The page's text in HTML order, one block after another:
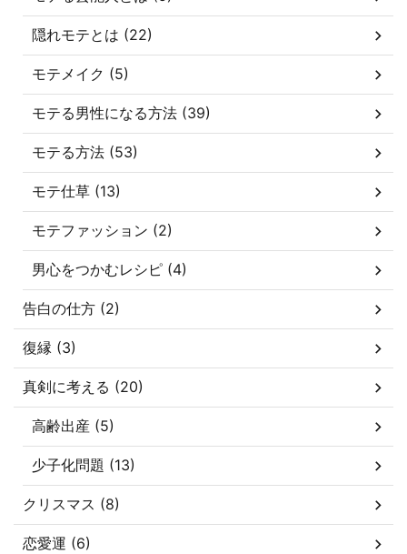
隠れモテとは (22)
モテメイク (5)
モテる男性になる方法 (39)
モテる方法 (53)
モテ仕草 (13)
モテファッション (2)
男心をつかむレシピ (4)
告白の仕方 (2)
復縁 (3)
真剣に考える (20)
高齢出産 (5)
少子化問題 (13)
クリスマス (8)
恋愛運 (6)